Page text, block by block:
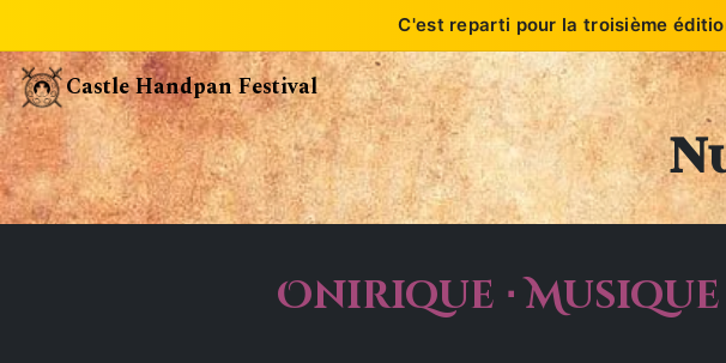
C'est reparti pour la troisième
Se rendre au contenu
Castle Handpan Festival Accueil
Onirique ⋅